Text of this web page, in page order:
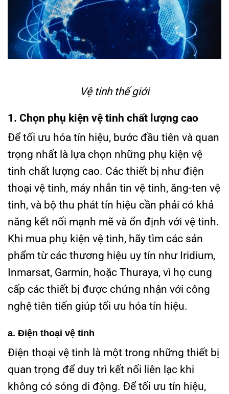
Vệ tinh thế giới
1. Chọn phụ kiện vệ tinh chất lượng cao
Để tối ưu hóa tín hiệu, bước đầu tiên và quan
trọng nhất là lựa chọn những phụ kiện vệ
tinh chất lượng cao. Các thiết bị như điện
thoại vệ tinh, máy nhắn tin vệ tinh, ăng-ten vệ
tinh, và bộ thu phát tín hiệu cần phải có khả
năng kết nối mạnh mẽ và ổn định với vệ tinh.
Khi mua phụ kiện vệ tinh, hãy tìm các sản
phẩm từ các thương hiệu uy tín như Iridium,
Inmarsat, Garmin, hoặc Thuraya, vì họ cung
cấp các thiết bị được chứng nhận với công
nghệ tiên tiến giúp tối ưu hóa tín hiệu.
a. Điện thoại vệ tinh
Điện thoại vệ tinh là một trong những thiết bị
quan trọng để duy trì kết nối liên lạc khi
không có sóng di động. Để tối ưu tín hiệu,